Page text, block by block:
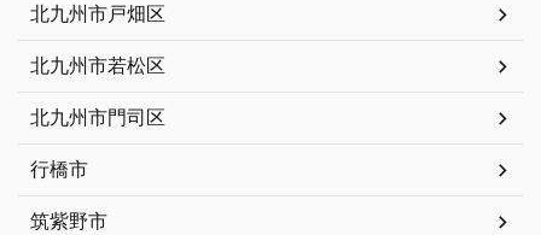
北九州市戸畑区
北九州市若松区
北九州市門司区
行橋市
筑紫野市